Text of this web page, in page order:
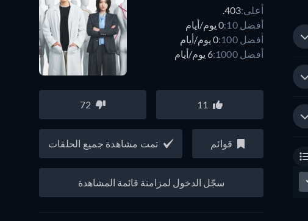
أعلى:403.
أفضل 10:
0 يوم/أيام
أفضل 100:
0 يوم/أيام
أفضل 1000:
6 يوم/أيام
11
72
قوائم تمت مشاهدة جميع الحلقات
سجّل الدخول لمزامنة قائمة المشاهدة